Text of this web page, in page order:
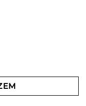
Szempillacsipesz